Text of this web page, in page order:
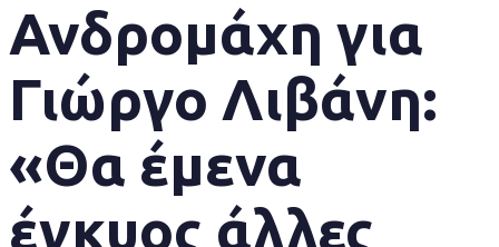
Ανδρομάχη για
Γιώργο Λιβάνη:
«Θα έμενα
έγκυος άλλες